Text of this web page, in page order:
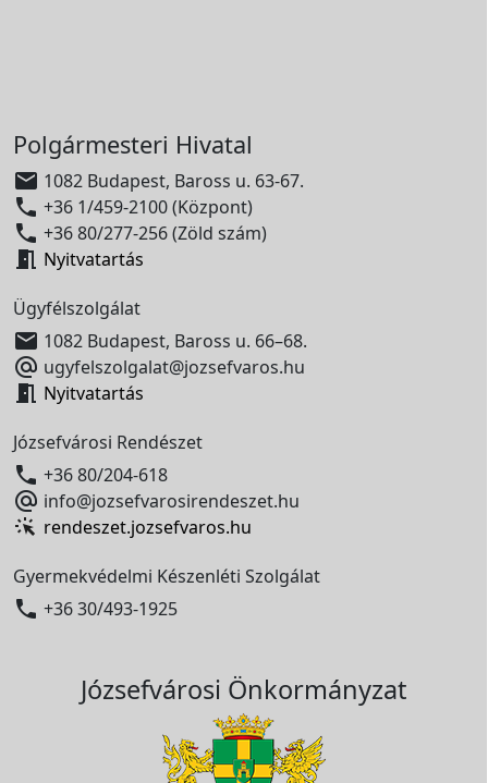
Polgármesteri Hivatal
 1082 Budapest, Baross u. 63-67.
 +36 1/459-2100 (Központ)
 +36 80/277-256 (Zöld szám)
 Nyitvatartás
Ügyfélszolgálat
 1082 Budapest, Baross u. 66–68.
 ugyfelszolgalat@jozsefvaros.hu
 Nyitvatartás
Józsefvárosi Rendészet
 +36 80/204-618
 info@jozsefvarosirendeszet.hu
rendeszet.jozsefvaros.hu
Gyermekvédelmi Készenléti Szolgálat
 +36 30/493-1925
Józsefvárosi Önkormányzat